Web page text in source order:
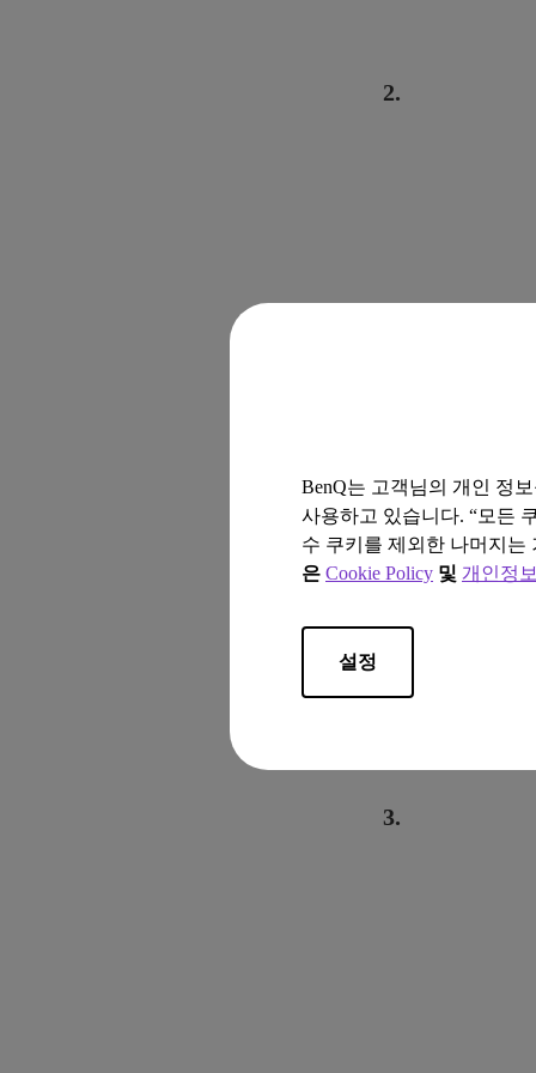
BenQ는 고객님의 개인 정
사용하고 있습니다. “모든
수 쿠키를 제외한 나머지
은 Cookie Policy 및 개인정
설정
2.
3.